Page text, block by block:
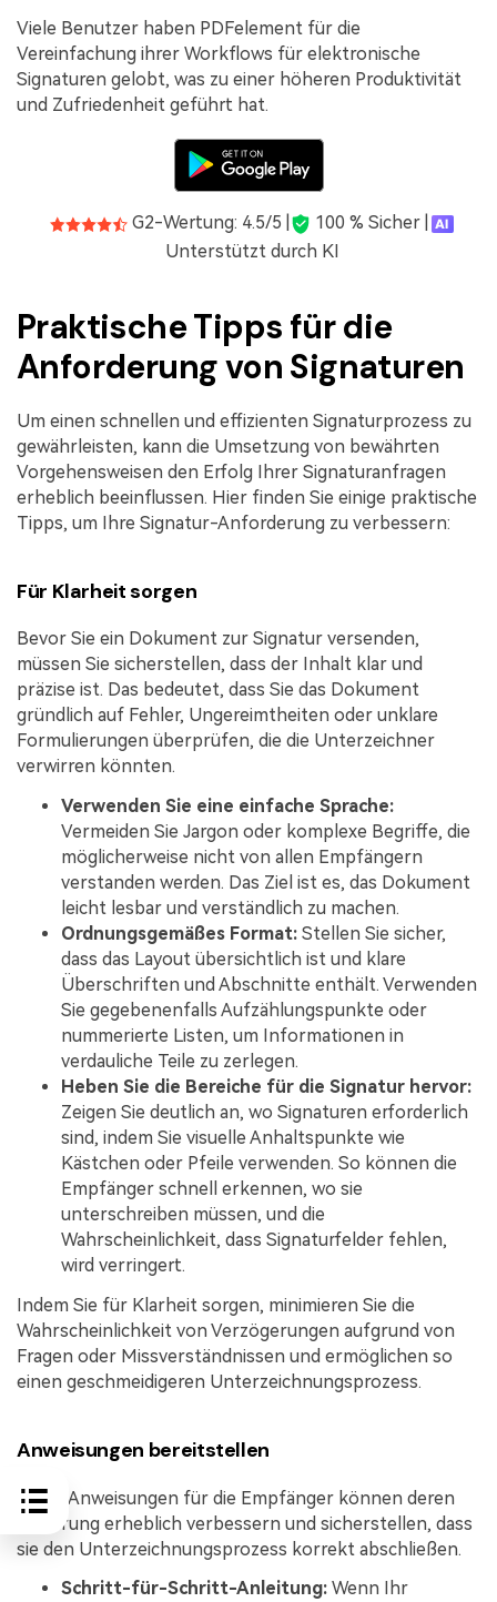
Viele Benutzer haben PDFelement für die
Vereinfachung ihrer Workflows für elektronische
Signaturen gelobt, was zu einer höheren Produktivität
und Zufriedenheit geführt hat.
G2-Wertung: 4.5/5 |
100 % Sicher |
Unterstützt durch KI
Praktische Tipps für die
Anforderung von Signaturen
Um einen schnellen und effizienten Signaturprozess zu
gewährleisten, kann die Umsetzung von bewährten
Vorgehensweisen den Erfolg Ihrer Signaturanfragen
erheblich beeinflussen. Hier finden Sie einige praktische
Tipps, um Ihre Signatur-Anforderung zu verbessern:
Für Klarheit sorgen
Bevor Sie ein Dokument zur Signatur versenden,
müssen Sie sicherstellen, dass der Inhalt klar und
präzise ist. Das bedeutet, dass Sie das Dokument
gründlich auf Fehler, Ungereimtheiten oder unklare
Formulierungen überprüfen, die die Unterzeichner
verwirren könnten.
Verwenden Sie eine einfache Sprache:
Vermeiden Sie Jargon oder komplexe Begriffe, die
möglicherweise nicht von allen Empfängern
verstanden werden. Das Ziel ist es, das Dokument
leicht lesbar und verständlich zu machen.
Ordnungsgemäßes Format: Stellen Sie sicher,
dass das Layout übersichtlich ist und klare
Überschriften und Abschnitte enthält. Verwenden
Sie gegebenenfalls Aufzählungspunkte oder
nummerierte Listen, um Informationen in
verdauliche Teile zu zerlegen.
Heben Sie die Bereiche für die Signatur hervor:
Zeigen Sie deutlich an, wo Signaturen erforderlich
sind, indem Sie visuelle Anhaltspunkte wie
Kästchen oder Pfeile verwenden. So können die
Empfänger schnell erkennen, wo sie
unterschreiben müssen, und die
Wahrscheinlichkeit, dass Signaturfelder fehlen,
wird verringert.
Indem Sie für Klarheit sorgen, minimieren Sie die
Wahrscheinlichkeit von Verzögerungen aufgrund von
Fragen oder Missverständnissen und ermöglichen so
einen geschmeidigeren Unterzeichnungsprozess.
Anweisungen bereitstellen
Kurze Anweisungen für die Empfänger können deren
Erfahrung erheblich verbessern und sicherstellen, dass
sie den Unterzeichnungsprozess korrekt abschließen.
Schritt-für-Schritt-Anleitung: Wenn Ihr